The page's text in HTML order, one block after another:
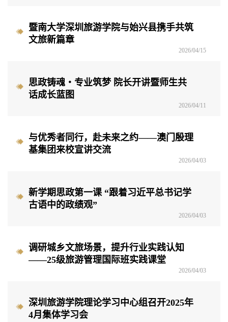
暨南大学深圳旅游学院与始兴县携手共筑
文旅新篇章
2026/04/15
思政铸魂・专业筑梦 院长开讲暨师生共
话成长蓝图
2026/04/11
与优秀者同行，赴未来之约——澳门殷理
基集团来校宣讲交流
2026/04/03
新学期思政第一课 “跟着习近平总书记学
古语中的政绩观”
2026/04/03
调研城乡文旅场景，提升行业实践认知
——25级旅游管理国际班实践课堂
2026/04/03
深圳旅游学院理论学习中心组召开2025年
4月集体学习会